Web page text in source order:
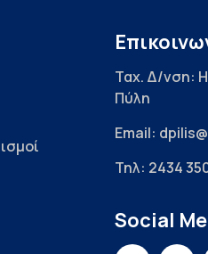
Ταχ. Δ/νση:
Πύλη
Email:
Τηλ: 2434
Social